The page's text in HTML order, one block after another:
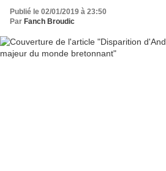
Publié le 02/01/2019 à 23:50
Par Fanch Broudic